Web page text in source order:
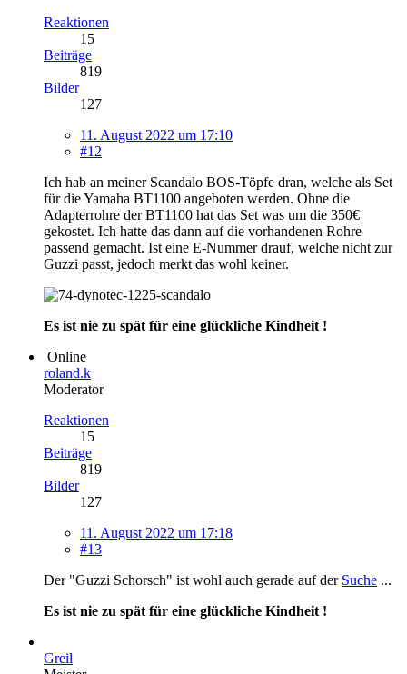
Reaktionen
15
Beiträge
819
Bilder
127
11. August 2022 um 17:10
#12
Ich hab an meiner Scandalo BOS-Töpfe dran, welche als Set
für die Yamaha BT1100 angeboten werden. Ohne die
Adapterrohre der BT1100 hat das Set was um die 350€
gekostet. Ich hatte das dann auf die vorhandenen Rohre
passend gemacht. Ist eine E-Nummer drauf, welche nicht zur
Guzzi passt, jedoch merkt das wohl keiner.
Es ist nie zu spät für eine glückliche Kindheit !
Online
roland.k
Moderator
Reaktionen
15
Beiträge
819
Bilder
127
11. August 2022 um 17:18
#13
Der "Guzzi Schorsch" ist wohl auch gerade auf der Suche ...
Es ist nie zu spät für eine glückliche Kindheit !
Greil